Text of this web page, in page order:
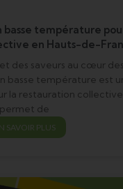
basse température
en Hauts-de-
des saveurs au cœur des
basse température est
la restauration
permet de
SAVOIR PLUS